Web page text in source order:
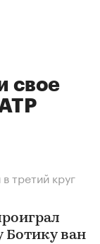
свое
третий круг
Ботику ван